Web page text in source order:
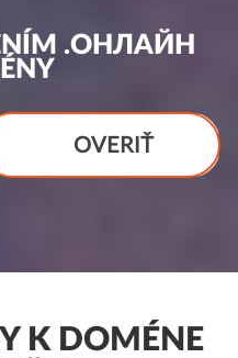
.ОНЛАЙН
OVERIŤ
K DOMÉNE